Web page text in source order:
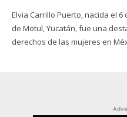
Elvia Carrillo Puerto, nacida el
de Motul, Yucatán, fue una